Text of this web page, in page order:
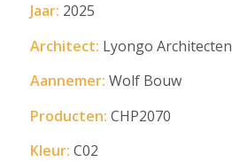
Jaar: 2025
Architect: Lyongo Architecten
Aannemer: Wolf Bouw
Producten: CHP2070
Kleur: C02